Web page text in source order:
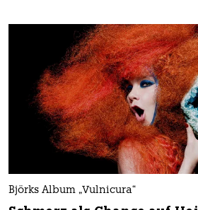
Björks Album „Vulnicura“